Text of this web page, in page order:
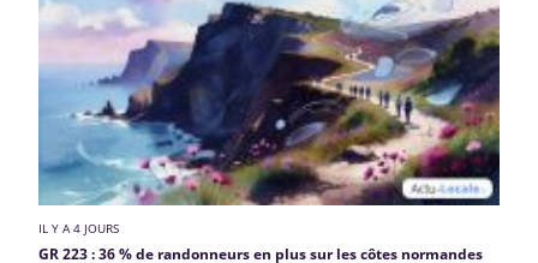
IL Y A 4 JOURS
GR 223 : 36 % de randonneurs en plus sur les côtes normandes